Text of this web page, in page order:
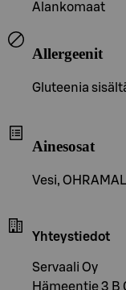
Alankomaat
Allergeenit
Gluteenia
Ainesosat
Vesi,
Yhteystiedot
Servaali Oy
Hämeentie 3